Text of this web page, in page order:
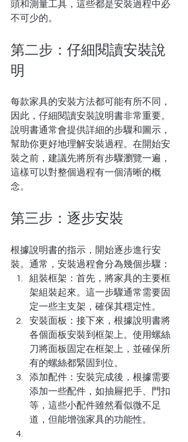
頭和測量工具，這些都是安裝過程中必
不可少的。
第二步：仔細閱讀安裝說
明
每款家具的安裝方法都可能有所不同，
因此，仔細閱讀安裝說明書非常重要。
說明書通常會提供詳細的步驟和圖示，
幫助你更好地理解安裝過程。在開始安
裝之前，建議先將所有步驟瀏覽一遍，
這樣可以對整個過程有一個清晰的概
念。
第三步：逐步安裝
根據說明書的指示，開始逐步進行安
裝。通常，安裝過程會分為幾個步驟：
組裝框架：首先，將家具的主要框
架組裝起來。這一步驟通常需要固
定一些主支架，確保其穩定性。
安裝面板：接下來，根據說明書將
各個面板安裝到框架上。使用螺絲
刀將面板固定在框架上，並確保所
有的螺絲都緊固到位。
添加配件：安裝完成後，根據需要
添加一些配件，如抽屜把手、門扣
等，這些小配件雖然看似微不足
道，但能增強家具的功能性。